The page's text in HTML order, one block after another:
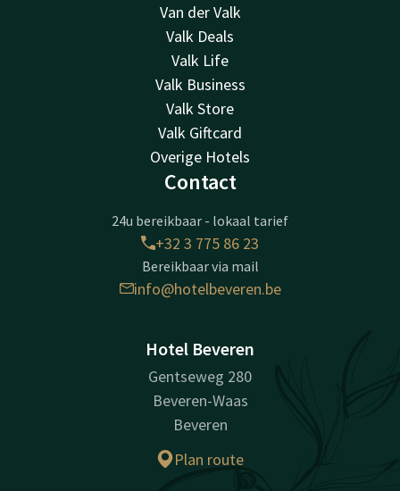
Van der Valk
Valk Deals
Valk Life
Valk Business
Valk Store
Valk Giftcard
Overige Hotels
Contact
24u bereikbaar - lokaal tarief
+32 3 775 86 23
Bereikbaar via mail
info@hotelbeveren.be
Hotel Beveren
Gentseweg 280
Beveren-Waas
Beveren
Plan route